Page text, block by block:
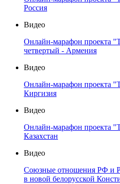
Россия
Видео
Онлайн-марафон проекта
четвертый - Армения
Видео
Онлайн-марафон проекта
Киргизия
Видео
Онлайн-марафон проекта
Казахстан
Видео
Союзные отношения РФ и
в новой белорусской